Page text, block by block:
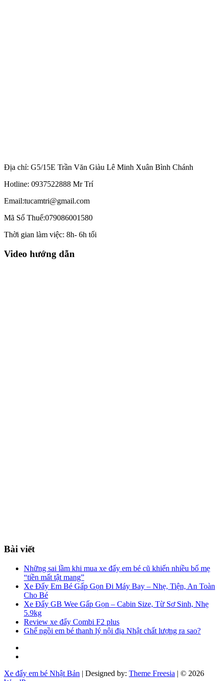
Địa chỉ: G5/15E Trần Văn Giàu Lê Minh Xuân Bình Chánh
Hotline: 0937522888 Mr Trí
Email:tucamtri@gmail.com
Mã Số Thuế:079086001580
Thời gian làm việc: 8h- 6h tối
Video hướng dẫn
Bài viết
Những sai lầm khi mua xe đẩy em bé cũ khiến nhiều bố mẹ
“tiền mất tật mang”
Xe Đẩy Em Bé Gấp Gọn Đi Máy Bay – Nhẹ, Tiện, An Toàn
Cho Bé
Xe Đẩy GB Wee Gấp Gọn – Cabin Size, Từ Sơ Sinh, Nhẹ
5.9kg
Review xe đẩy Combi F2 plus
Ghế ngồi em bé thanh lý nội địa Nhật chất lượng ra sao?
Xe đẩy em bé Nhật Bản | Designed by: Theme Freesia | © 2026